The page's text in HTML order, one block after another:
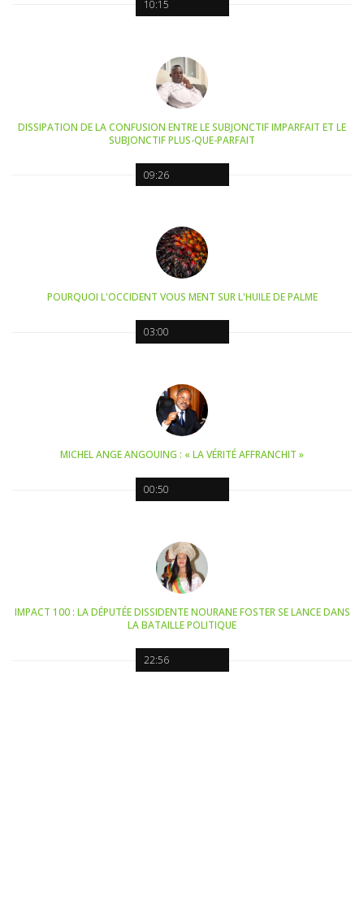
10:15
09:26
DISSIPATION DE LA CONFUSION ENTRE LE SUBJONCTIF IMPARFAIT ET LE
SUBJONCTIF PLUS-QUE-PARFAIT
03:00
POURQUOI L'OCCIDENT VOUS MENT SUR L'HUILE DE PALME
00:50
MICHEL ANGE ANGOUING : « LA VÉRITÉ AFFRANCHIT »
22:56
IMPACT 100 : LA DÉPUTÉE DISSIDENTE NOURANE FOSTER SE LANCE DANS
LA BATAILLE POLITIQUE